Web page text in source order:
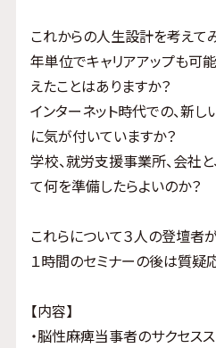
これからの人生設計を考えて
年単位でキャリアアップも可
えたことはありますか？
インターネット時代での、新
に気が付いていますか？
学校、就労支援事業所、会社
て何を準備したらよいのか？
これらについて３人の登壇者
１時間のセミナーの後は質疑
【内容】
・脳性麻痺当事者のサクセス